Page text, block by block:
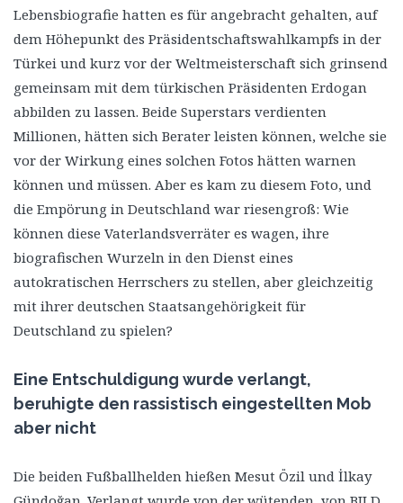
Lebensbiografie hatten es für angebracht gehalten, auf
dem Höhepunkt des Präsidentschaftswahlkampfs in der
Türkei und kurz vor der Weltmeisterschaft sich grinsend
gemeinsam mit dem türkischen Präsidenten Erdogan
abbilden zu lassen. Beide Superstars verdienten
Millionen, hätten sich Berater leisten können, welche sie
vor der Wirkung eines solchen Fotos hätten warnen
können und müssen. Aber es kam zu diesem Foto, und
die Empörung in Deutschland war riesengroß: Wie
können diese Vaterlandsverräter es wagen, ihre
biografischen Wurzeln in den Dienst eines
autokratischen Herrschers zu stellen, aber gleichzeitig
mit ihrer deutschen Staatsangehörigkeit für
Deutschland zu spielen?
Eine Entschuldigung wurde verlangt,
beruhigte den rassistisch eingestellten Mob
aber nicht
Die beiden Fußballhelden hießen Mesut Özil und İlkay